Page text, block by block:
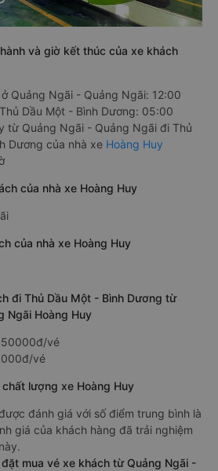
và giờ kết thúc của xe khách
Quảng Ngãi - Quảng Ngãi: 12:00
Dầu Một - Bình Dương: 05:00
từ Quảng Ngãi - Quảng Ngãi đi Thủ
Dương của nhà xe Hoàng Huy
của nhà xe Hoàng Huy
của nhà xe Hoàng Huy
đi Thủ Dầu Một - Bình Dương từ
Ngãi Hoàng Huy
vé
vé
lượng xe Hoàng Huy
đánh giá với số điểm trung bình là
giá của khách hàng đã trải nghiệm
mua vé xe khách từ Quảng Ngãi -